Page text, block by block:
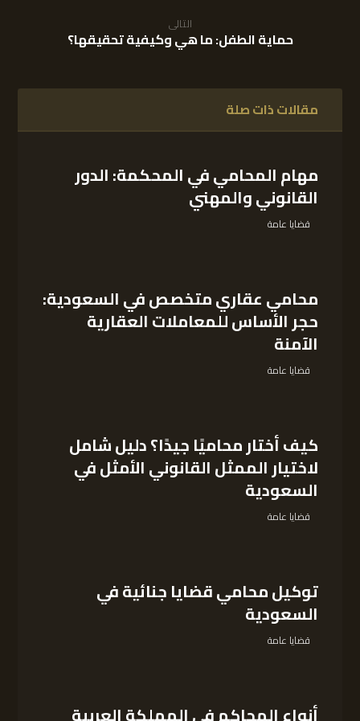
التالى
حماية الطفل: ما هي وكيفية تحقيقها؟
مقالات ذات صلة
مهام المحامي في المحكمة: الدور
القانوني والمهني
قضايا عامة
محامي عقاري متخصص في السعودية:
حجر الأساس للمعاملات العقارية
الآمنة
قضايا عامة
كيف أختار محاميًا جيدًا؟ دليل شامل
لاختيار الممثل القانوني الأمثل في
السعودية
قضايا عامة
توكيل محامي قضايا جنائية في
السعودية
قضايا عامة
أنواع المحاكم في المملكة العربية